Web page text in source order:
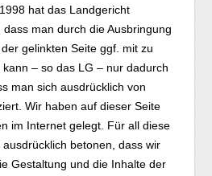
hat das Landgericht
man durch die Ausbringung
gelinkten Seite ggf. mit zu
– so das LG – nur dadurch
man sich ausdrücklich von
Wir haben auf dieser Seite
im Internet gelegt. Für all diese
betonen, dass wir
Gestaltung und die Inhalte der